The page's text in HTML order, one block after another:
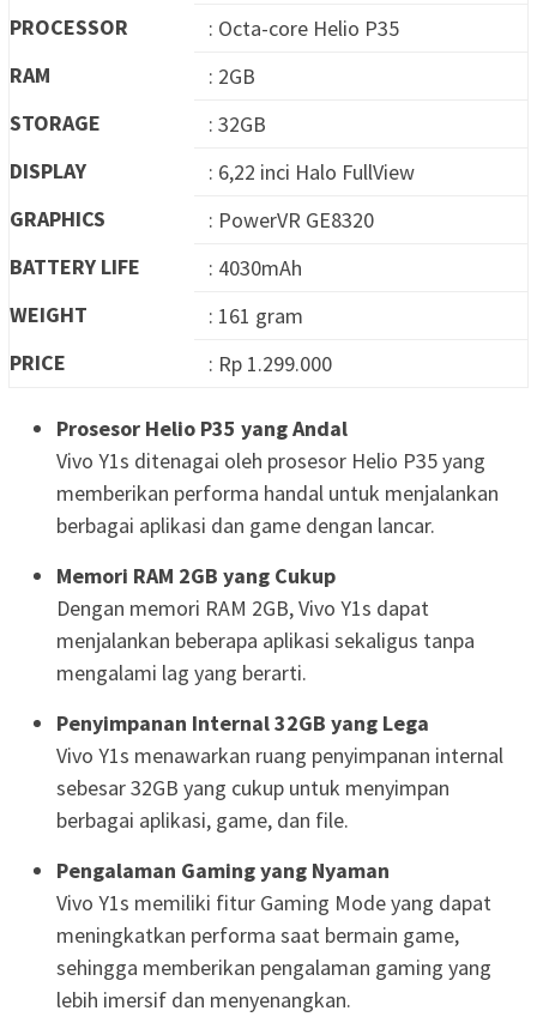
PROCESSOR
: Octa-core Helio P35
RAM
: 2GB
STORAGE
: 32GB
DISPLAY
: 6,22 inci Halo FullView
GRAPHICS
: PowerVR GE8320
BATTERY LIFE
: 4030mAh
WEIGHT
: 161 gram
PRICE
: Rp 1.299.000
Prosesor Helio P35 yang Andal
Vivo Y1s ditenagai oleh prosesor Helio P35 yang
memberikan performa handal untuk menjalankan
berbagai aplikasi dan game dengan lancar.
Memori RAM 2GB yang Cukup
Dengan memori RAM 2GB, Vivo Y1s dapat
menjalankan beberapa aplikasi sekaligus tanpa
mengalami lag yang berarti.
Penyimpanan Internal 32GB yang Lega
Vivo Y1s menawarkan ruang penyimpanan internal
sebesar 32GB yang cukup untuk menyimpan
berbagai aplikasi, game, dan file.
Pengalaman Gaming yang Nyaman
Vivo Y1s memiliki fitur Gaming Mode yang dapat
meningkatkan performa saat bermain game,
sehingga memberikan pengalaman gaming yang
lebih imersif dan menyenangkan.